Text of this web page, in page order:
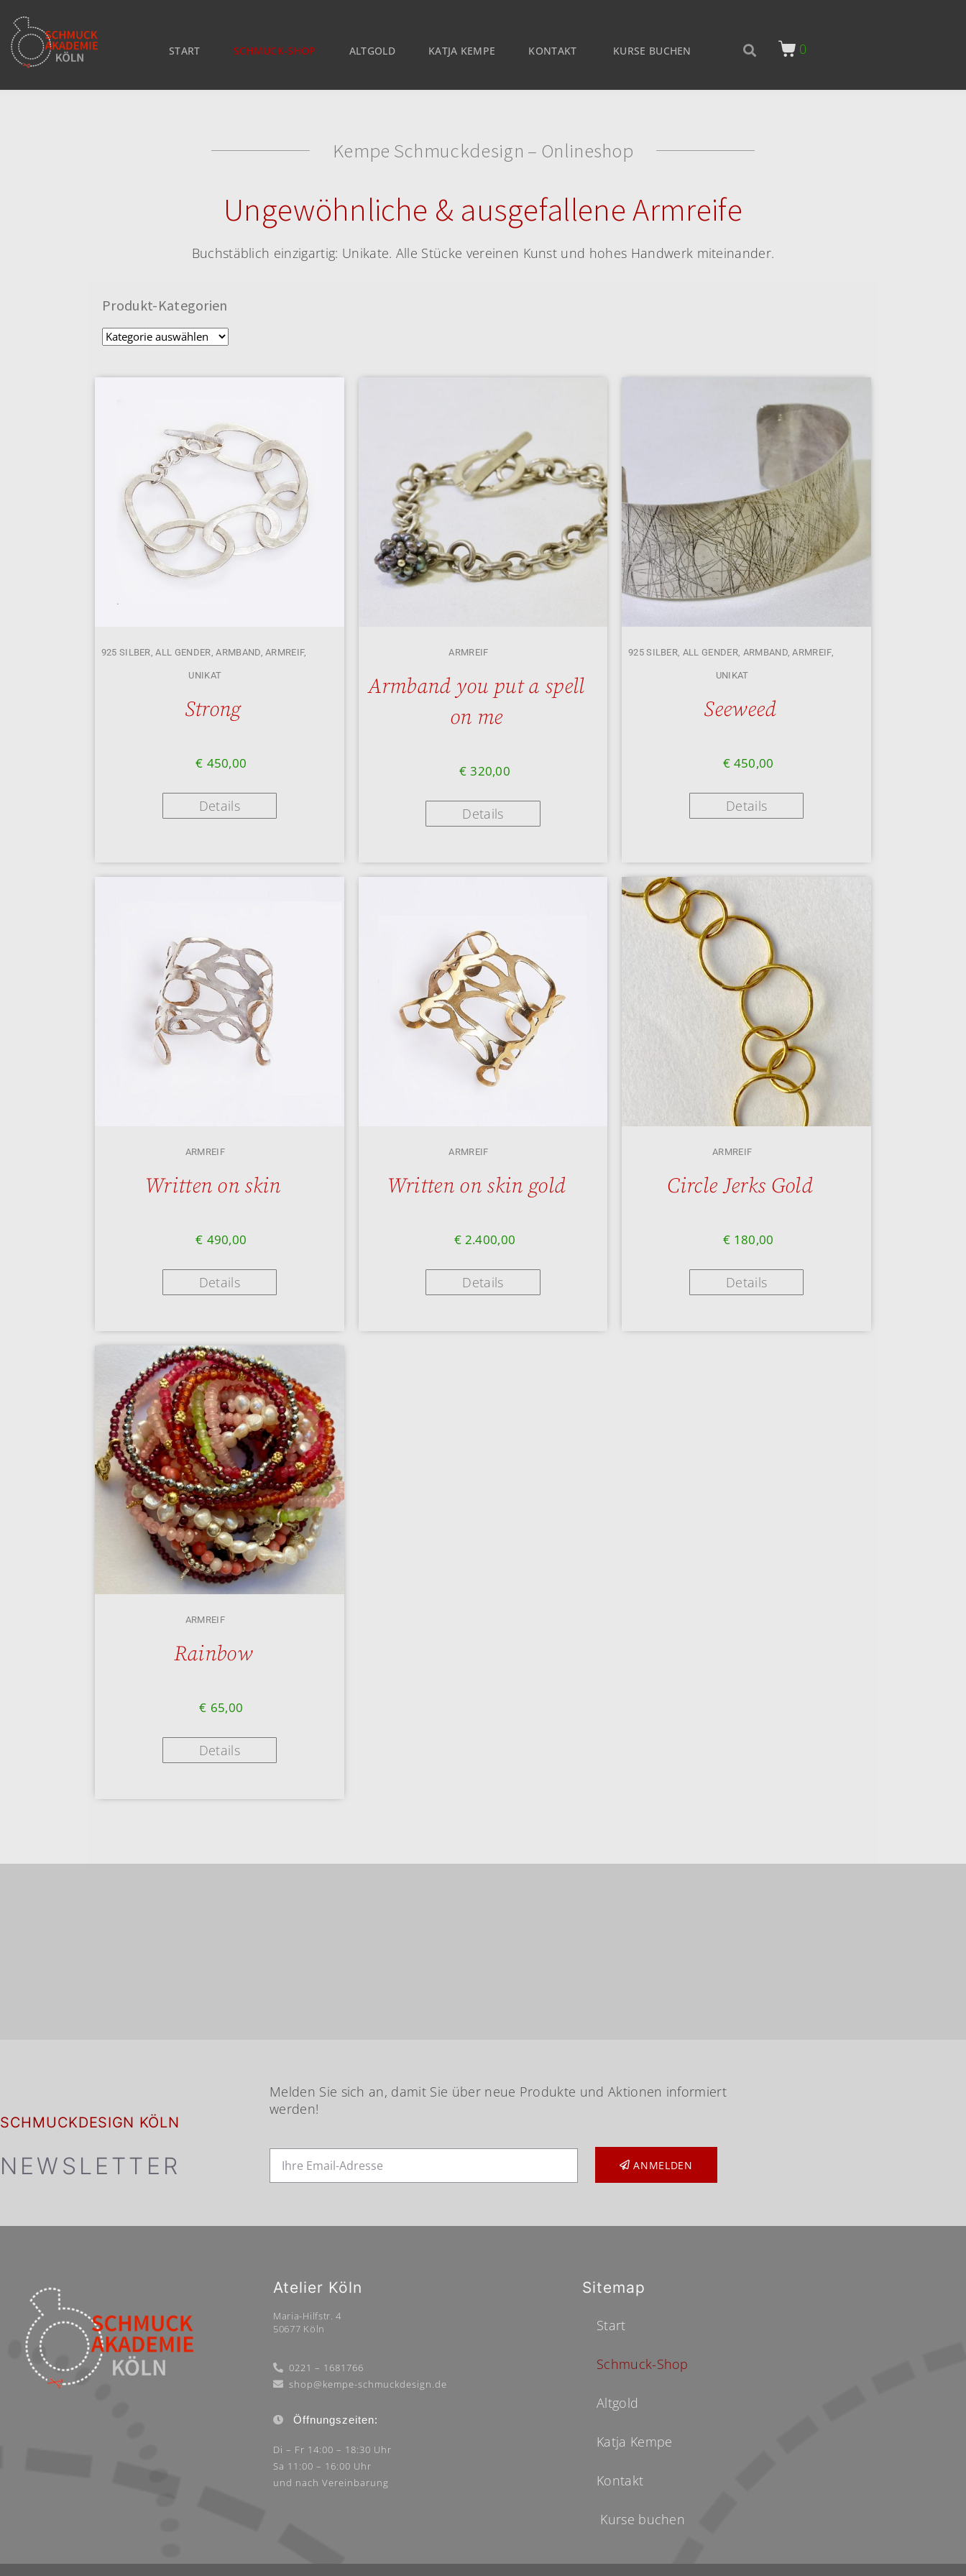
START SCHMUCK-SHOP ALTGOLD KATJA KEMPE KONTAKT KURSE BUCHEN 0
Kempe Schmuckdesign – Onlineshop
Ungewöhnliche & ausgefallene Armreife
Buchstäblich einzigartig: Unikate. Alle Stücke vereinen Kunst und hohes Handwerk miteinander.
Produkt-Kategorien
925 SILBER,ALL GENDER,ARMBAND,ARMREIF,
UNIKAT
Strong
€ 450,00
Details
ARMREIF
Armband you put a spell
on me
€ 320,00
Details
925 SILBER, ALL GENDER, ARMBAND,ARMREIF,
UNIKAT
Seeweed
€ 450,00
Details
ARMREIF
Written on skin
€ 490,00
Details
ARMREIF
Written on skin gold
€ 2.400,00
Details
ARMREIF
Circle Jerks Gold
€ 180,00
Details
ARMREIF
Rainbow
€ 65,00
Details
SCHMUCKDESIGN KÖLN
NEWSLETTER
Melden Sie sich an, damit Sie über neue Produkte und Aktionen informiert
werden!
ANMELDEN
Atelier Köln
Maria-Hilfstr. 4
50677 Köln
0221 – 1681766
shop@kempe-schmuckdesign.de
Öffnungszeiten:
Di – Fr 14:00 – 18:30 Uhr
Sa 11:00 – 16:00 Uhr
und nach Vereinbarung
Sitemap
Start
Schmuck-Shop
Altgold
Katja Kempe
Kontakt
Kurse buchen